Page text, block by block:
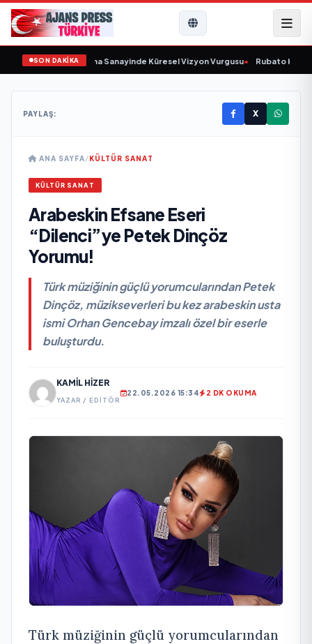
SON DAKİKA
Açıkladı ve Savunma Sanayinde Küresel Vizyon Vurgusu• Rubato Konser
PAYLAŞ: X
ANA SAYFA/KÜLTÜR SANAT
KÜLTÜR SANAT
Arabeskin Efsane Eseri
“Dilenci”ye Petek Dinçöz
Yorumu!
Türk müziğinin güçlü yorumcularından Petek
Dinçöz, müzikseverleri bu kez arabeskin usta
ismi Orhan Gencebay imzalı özel bir eserle
buluşturdu.
KAMIL HIZER
YAZAR / EDITÖR
22.05.2026 15:34 2 DK OKUMA
Türk müziğinin güçlü yorumcularından